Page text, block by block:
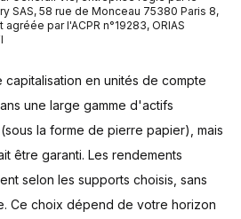
SAS, 58 rue de Monceau 75380 Paris 8,
par l'ACPR n°19283, ORIAS
en unités de compte
une large gamme d'actifs
la forme de pierre papier), mais
être garanti. Les rendements
selon les supports choisis, sans
Ce choix dépend de votre horizon